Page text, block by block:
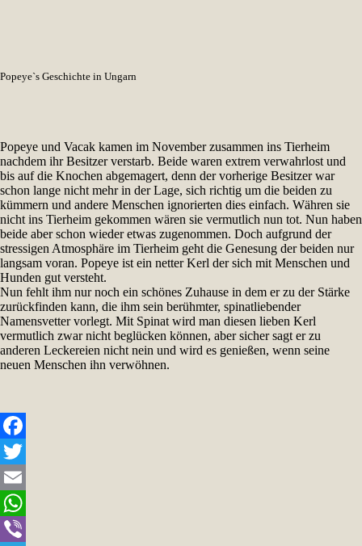
Popeye`s Geschichte in Ungarn
Popeye und Vacak kamen im November zusammen ins Tierheim
nachdem ihr Besitzer verstarb. Beide waren extrem verwahrlost und
bis auf die Knochen abgemagert, denn der vorherige Besitzer war
schon lange nicht mehr in der Lage, sich richtig um die beiden zu
kümmern und andere Menschen ignorierten dies einfach. Währen sie
nicht ins Tierheim gekommen wären sie vermutlich nun tot. Nun haben
beide aber schon wieder etwas zugenommen. Doch aufgrund der
stressigen Atmosphäre im Tierheim geht die Genesung der beiden nur
langsam voran. Popeye ist ein netter Kerl der sich mit Menschen und
Hunden gut versteht.
Nun fehlt ihm nur noch ein schönes Zuhause in dem er zu der Stärke
zurückfinden kann, die ihm sein berühmter, spinatliebender
Namensvetter vorlegt. Mit Spinat wird man diesen lieben Kerl
vermutlich zwar nicht beglücken können, aber sicher sagt er zu
anderen Leckereien nicht nein und wird es genießen, wenn seine
neuen Menschen ihn verwöhnen.
Facebook
Twitter
Email
WhatsApp